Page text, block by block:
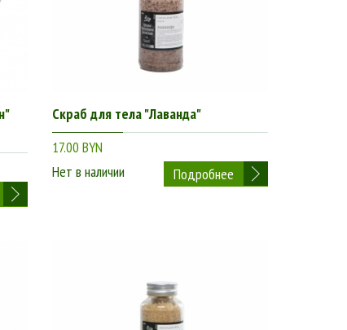
Скраб для тела "Лаванда"
17.00 BYN
Нет в наличии
Подробнее